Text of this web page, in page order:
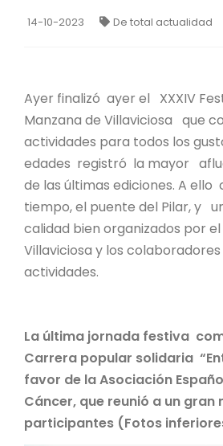
14-10-2023 De total actualidad
Ayer finalizó ayer el XXXIV
Manzana de Villaviciosa que
actividades para todos los
edades registró la mayor
de las últimas ediciones. A ello
tiempo, el puente del Pilar, y
calidad bien organizados por
Villaviciosa y los colaboradores
actividades.
La última jornada festiva
Carrera popular solidaria
favor de la Asociación
Cáncer, que reunió a un gran
participantes (Fotos